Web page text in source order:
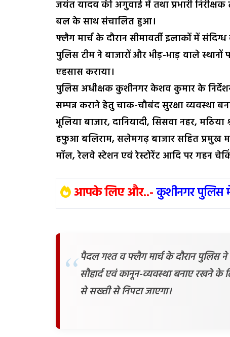
जयंत यादव की अगुवाई में तथा प्रभारी
बल के साथ संचालित हुआ।
फ्लैग मार्च के दौरान सीमावर्ती इलाकों में
पुलिस टीम ने बाजारों और भीड़-भाड़ वाले स्थानों
एहसास कराया।
पुलिस अधीक्षक कुशीनगर केशव कुमार के
सम्पन्न कराने हेतु चाक-चौबंद सुरक्षा व्यवस्था
भूलिया बाजार, दानियादी, सिसवा नहर,
हफुआ बलिराम, सलेमगढ़ बाजार सहित प्रमुख
मॉल, रेलवे स्टेशन एवं रेस्टोरेंट आदि पर गहन
आपके लिए और..-कुशीनगर पुलिस
पैदल गश्त व फ्लैग मार्च के दौरान पुलिस
सौहार्द एवं कानून-व्यवस्था बनाए रखने के
से सख्ती से निपटा जाएगा।